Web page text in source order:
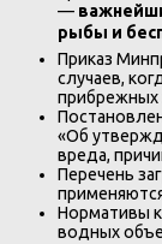
—
рыбы и
Приказ
случаев,
«Об
вреда,
Перечень
Нормативы
водных